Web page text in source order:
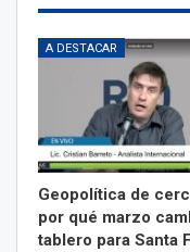
A DESTACAR
Geopolítica de
por qué marzo
tablero para Santa